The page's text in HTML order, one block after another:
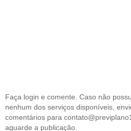
Faça login e comente. Caso não
nenhum dos serviços disponíveis,
comentários para
aguarde a publicação.